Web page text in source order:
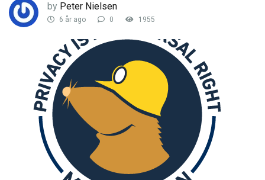
by Peter Nielsen
6 år ago 0 1955